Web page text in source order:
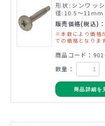
形状:シンワッ
径:10.5～11mm
販売価格(税込)
※本数により価格
での価格となります
商品コード：
数量：
商品詳細を